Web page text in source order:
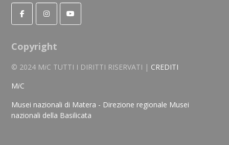
Copyright
© 2024 MiC TUTTI I DIRITTI RISERVATI | CREDITI
MiC
Musei nazionali di Matera - Direzione regionale Musei
nazionali della Basilicata